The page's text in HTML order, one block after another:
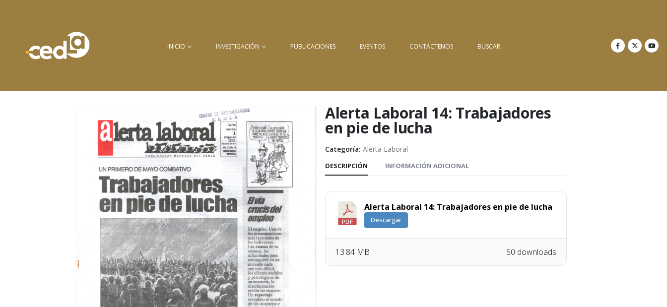
INICIO INVESTIGACIÓN PUBLICACIONES EVENTOS CONTÁCTENOS BUSCAR
Alerta Laboral 14: Trabajadores
en pie de lucha
Categoría: Alerta Laboral
DESCRIPCIÓN INFORMACIÓN ADICIONAL
Alerta Laboral 14: Trabajadores en pie de lucha
Descargar
50 downloads
13.84 MB